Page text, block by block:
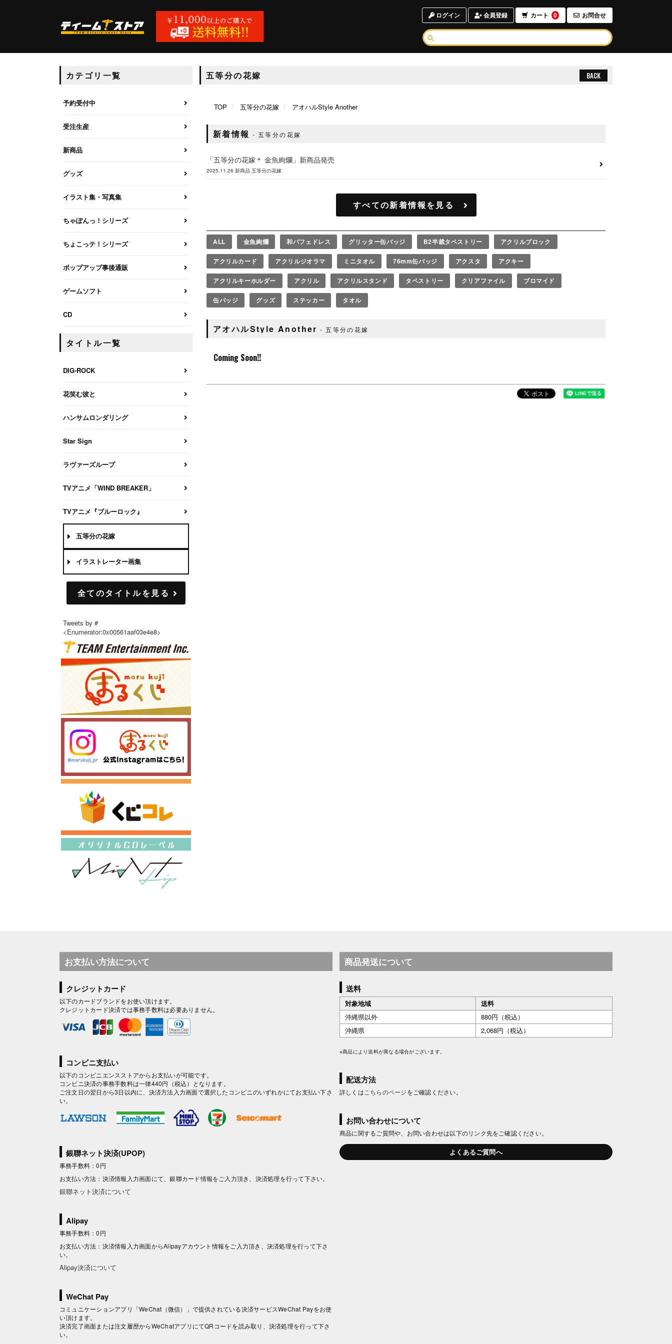
ログイン 会員登録 カート 0 お問合せ
五等分の花嫁 BACK
TOP 五等分の花嫁 アオハルStyle Another
新着情報 五等分の花嫁
「五等分の花嫁＊ 金魚絢爛」新商品発売
2025.11.26 新商品 五等分の花嫁
すべての新着情報を見る
ALL 金魚絢爛 和パフェドレス グリッター缶バッジ B2半裁タペストリー アクリルブロック
アクリルカード アクリルジオラマ ミニタオル 76mm缶バッジ アクスタ アクキー
アクリルキーホルダー アクリル アクリルスタンド タペストリー クリアファイル ブロマイド
缶バッジ グッズ ステッカー タオル
アオハルStyle Another 五等分の花嫁
Coming Soon!!
カテゴリ一覧
予約受付中
受注生産
新商品
グッズ
イラスト集・写真集
ちゃぽんっ！シリーズ
ちょこっテ！シリーズ
ポップアップ事後通販
ゲームソフト
CD
タイトル一覧
DIG-ROCK
花笑む彼と
ハンサムロンダリング
Star Sign
ラヴァーズループ
TVアニメ「WIND BREAKER」
TVアニメ『ブルーロック』
五等分の花嫁
イラストレーター画集
全てのタイトルを見る
Tweets by #
<Enumerator:0x00561aaf03e4e8>
お支払い方法について
クレジットカード
以下のカードブランドをお使い頂けます。
クレジットカード決済では事務手数料は必要ありません。
コンビニ支払い
以下のコンビニエンスストアからお支払いが可能です。
コンビニ決済の事務手数料は一律440円（税込）となります。
ご注文日の翌日から3日以内に、決済方法入力画面で選択したコンビニのいずれかにてお支払い下さ
い。
銀聯ネット決済(UPOP)
事務手数料：0円
お支払い方法：決済情報入力画面にて、銀聯カード情報をご入力頂き、決済処理を行って下さい。
銀聯ネット決済について
Alipay
事務手数料：0円
お支払い方法：決済情報入力画面からAlipayアカウント情報をご入力頂き、決済処理を行って下さ
い。
Alipay決済について
WeChat Pay
コミュニケーションアプリ「WeChat（微信）」で提供されている決済サービスWeChat Payをお使
い頂けます。
決済完了画面または注文履歴からWeChatアプリにてQRコードを読み取り、決済処理を行って下さ
い。
商品発送について
送料
対象地域
送料
沖縄県以外
880円（税込）
沖縄県
2,068円（税込）
※商品により送料が異なる場合がございます。
配送方法
詳しくは こちらのページをご確認ください。
お問い合わせについて
商品に関するご質問や、お問い合わせは以下のリンク先をご確認ください。
よくあるご質問へ